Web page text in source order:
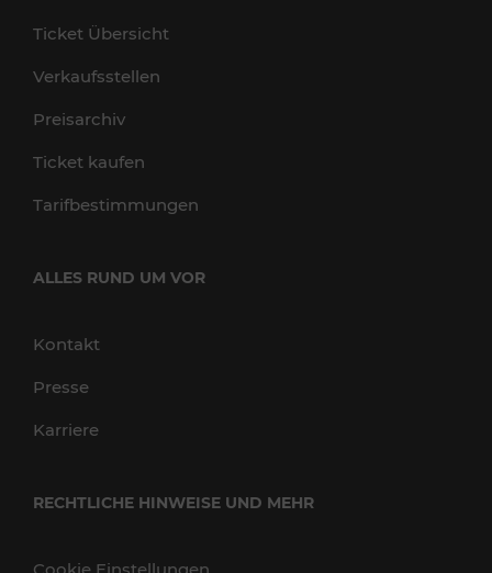
Ticket Übersicht
Verkaufsstellen
Preisarchiv
Ticket kaufen
Tarifbestimmungen
ALLES RUND UM VOR
Kontakt
Presse
Karriere
RECHTLICHE HINWEISE UND MEHR